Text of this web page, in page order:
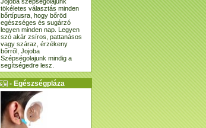
tökéletes választás minden
bőrtípusra, hogy bőröd
egészséges és sugárzó
legyen minden nap. Legyen
szó akár zsíros, pattanásos
vagy száraz, érzékeny
bőrről, Jojoba
Szépségolajunk mindig a
segítségedre lesz.
- Egészségpláza
ajánlatunk -